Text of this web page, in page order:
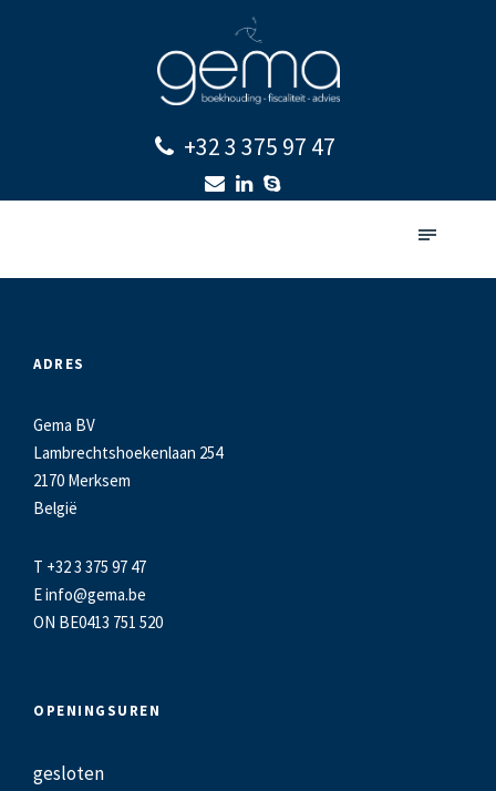
+32 3 375 97 47
ADRES
Gema BV
Lambrechtshoekenlaan 254
2170 Merksem
België
T +32 3 375 97 47
Einfo@gema.be
ON BE0413 751 520
OPENINGSUREN
gesloten